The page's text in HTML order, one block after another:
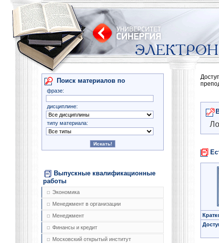
Поиск материалов по
фразе:
дисциплине:
типу материала:
Выпускные квалификационные
работы
Экономика
Менеджмент в организации
Менеджмент
Финансы и кредит
Московский открытый институт